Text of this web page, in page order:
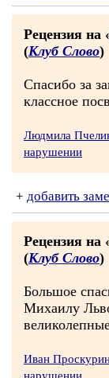
Рецензия на
(Клуб Слово)
Спасибо за
классное
Людмила
нарушении
+ добавить
Рецензия на
(Клуб Слово)
Большое
Михаилу
Иван